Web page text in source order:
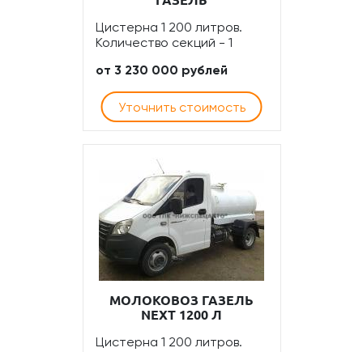
Цистерна 1 200 литров.
Количество секций - 1
от 3 230 000 рублей
Уточнить стоимость
МОЛОКОВОЗ ГАЗЕЛЬ
NEXT 1200 Л
Цистерна 1 200 литров.